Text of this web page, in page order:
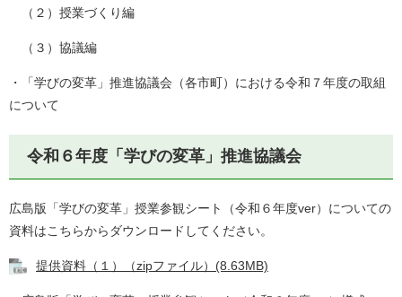
（２）授業づくり編
（３）協議編
・「学びの変革」推進協議会（各市町）における令和７年度の取組
について
令和６年度「学びの変革」推進協議会
広島版「学びの変革」授業参観シート（令和６年度ver）についての
資料はこちらからダウンロードしてください。
提供資料（１）（zipファイル）(8.63MB)